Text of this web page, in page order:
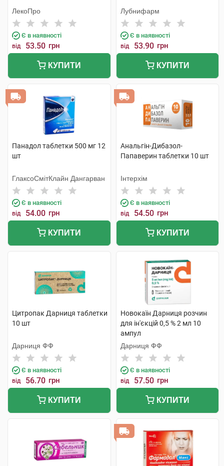
ЛекоПро
Є в наявності
від 53.50 грн
КУПИТИ
Лубнифарм
Є в наявності
від 53.90 грн
КУПИТИ
Панадол таблетки 500 мг 12
шт
ГлаксоСмітКлайн Дангарван
Є в наявності
від 54.00 грн
КУПИТИ
Анальгін-Дибазол-
Папаверин таблетки 10 шт
Інтерхім
Є в наявності
від 54.50 грн
КУПИТИ
Цитропак Дарниця таблетки
10 шт
Дарниця ФФ
Є в наявності
від 56.70 грн
КУПИТИ
Новокаїн Дарниця розчин
для ін'єкцій 0,5 % 2 мл 10
ампул
Дарниця ФФ
Є в наявності
від 57.50 грн
КУПИТИ